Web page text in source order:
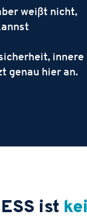
weißt nicht,
innere
genau hier an.
ist